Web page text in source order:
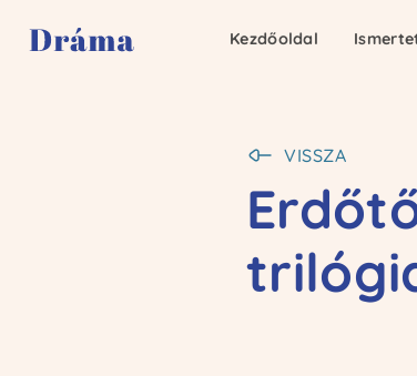
Kezdőoldal
Kezdőoldal
VISSZA